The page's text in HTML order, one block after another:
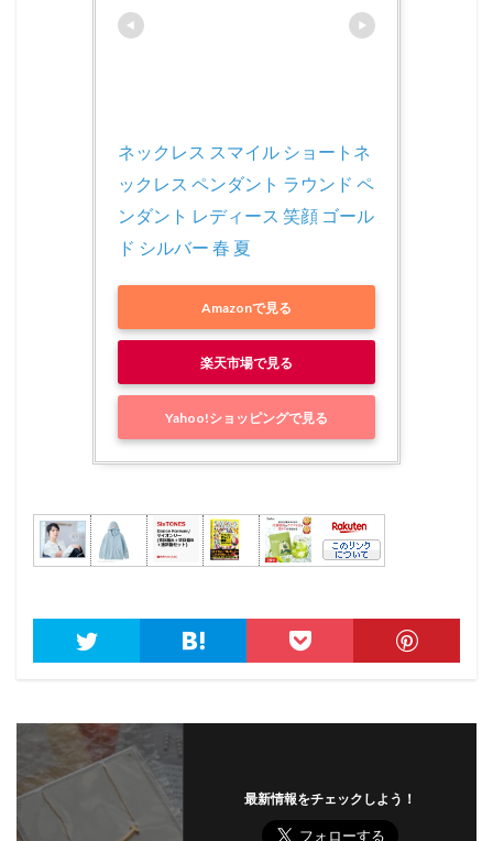
ネックレス スマイル ショートネ
ックレス ペンダント ラウンド ペ
ンダント レディース 笑顔 ゴール
ド シルバー 春 夏
Amazonで見る
楽天市場で見る
Yahoo!ショッピングで見る
最新情報をチェックしよう！